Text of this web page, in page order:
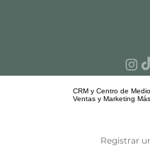
CRM y Centro de
Ventas y Marketing
Registrar